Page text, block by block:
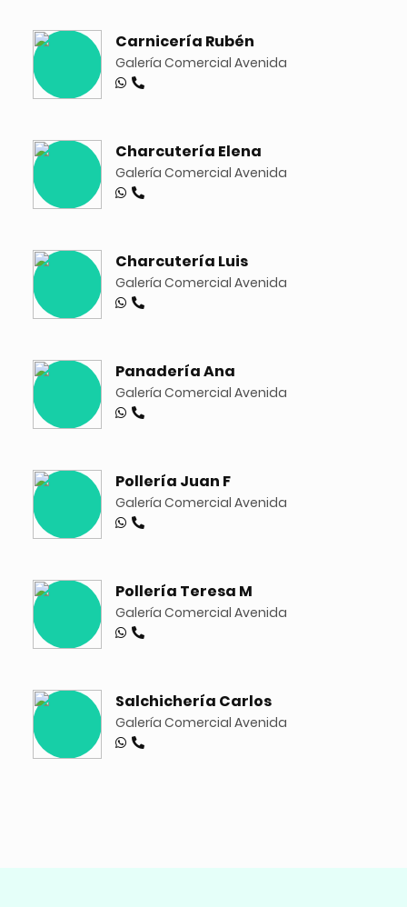
Carnicería Rubén
Galería Comercial Avenida
Charcutería Elena
Galería Comercial Avenida
Charcutería Luis
Galería Comercial Avenida
Panadería Ana
Galería Comercial Avenida
Pollería Juan F
Galería Comercial Avenida
Pollería Teresa M
Galería Comercial Avenida
Salchichería Carlos
Galería Comercial Avenida